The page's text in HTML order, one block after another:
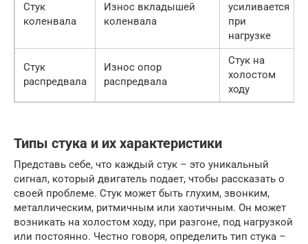
Стук
коленвала
Износ вкладышей
коленвала
усиливается
при
нагрузке
Стук
распредвала
Износ опор
распредвала
Стук на
холостом
ходу
Типы стука и их характеристики
Представь себе, что каждый стук – это уникальный
сигнал, который двигатель подает, чтобы рассказать о
своей проблеме. Стук может быть глухим, звонким,
металлическим, ритмичным или хаотичным. Он может
возникать на холостом ходу, при разгоне, под нагрузкой
или постоянно. Честно говоря, определить тип стука –